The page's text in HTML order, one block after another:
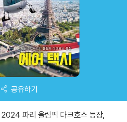
공유하기
2024 파리 올림픽 다크호스 등장,